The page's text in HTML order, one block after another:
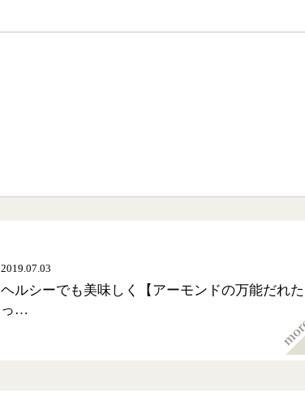
2019.07.03
ヘルシーでも美味しく【アーモンドの万能だれた
っ…